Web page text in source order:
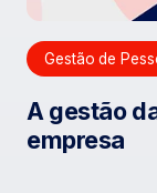
Gestão de
A gestão
empresa